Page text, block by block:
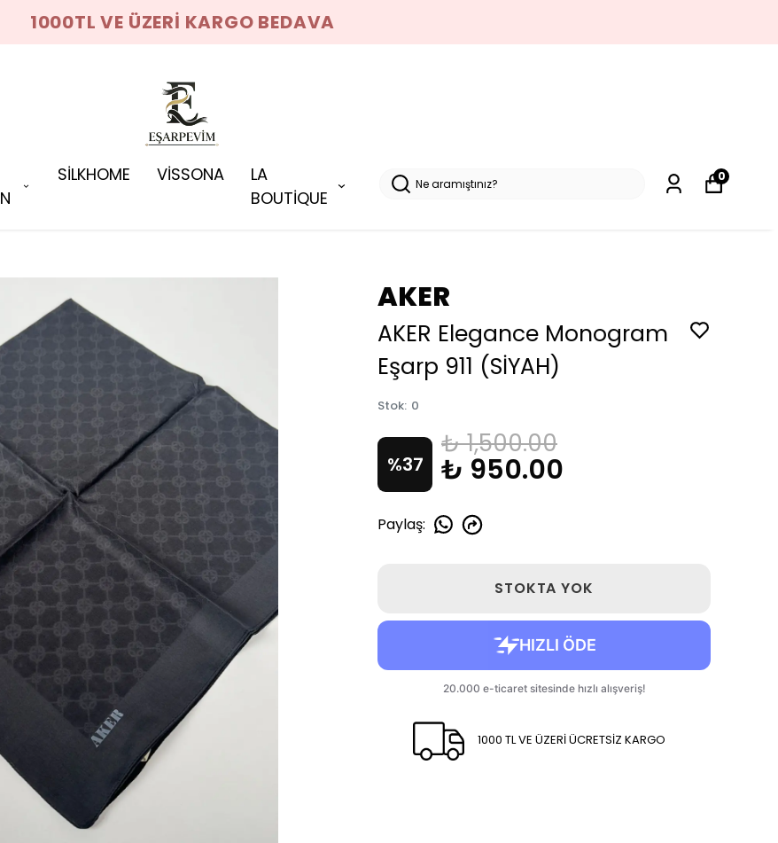
1000TL VE ÜZERİ KARGO BEDAVA
SİLKHOME VİSSONA
LA
BOUTİQUE
0
AKER
AKER Elegance Monogram
Eşarp 911 (SİYAH)
Stok: 0
%37
₺ 1,500.00
₺ 950.00
Paylaş:
STOKTA YOK
1000 TL VE ÜZERİ ÜCRETSİZ KARGO